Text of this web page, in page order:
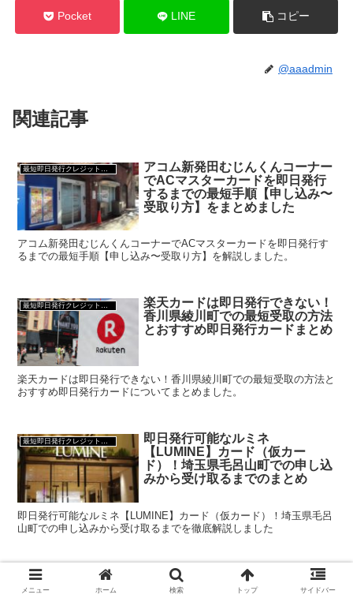
Pocket LINE コピー
@aaadmin
関連記事
最短即日発行クレジットカード
アコム新発田むじんくんコーナー
でACマスターカードを即日発行
するまでの最短手順【申し込み〜
受取り方】をまとめました
アコム新発田むじんくんコーナーでACマスターカードを即日発行す
るまでの最短手順【申し込み〜受取り方】を解説しました。
楽天カードは即日発行できない！
香川県綾川町での最短受取の方法
とおすすめ即日発行カードまとめ
楽天カードは即日発行できない！香川県綾川町での最短受取の方法と
おすすめ即日発行カードについてまとめました。
最短即日発行クレジットカード
即日発行可能なルミネ
【LUMINE】カード（仮カー
ド）！埼玉県毛呂山町での申し込
みから受け取るまでのまとめ
即日発行可能なルミネ【LUMINE】カード（仮カード）！埼玉県毛呂
山町での申し込みから受け取るまでを徹底解説しました
最短即日発行クレジットカード
即日発行可能なルミネ
【LUMINE】カード（仮カー
メニュー ホーム 検索 トップ サイドバー